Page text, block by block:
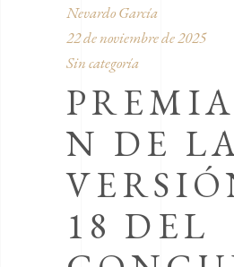
Nevardo García
22 de noviembre de 2025
Sin categoría
N DE
18 DEL